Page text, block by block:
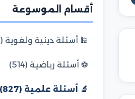
أقسام الموسوعة
🕌 أسئلة دينية ولغوية (1228)
⚽ أسئلة رياضية (514)
🔬 أسئلة علمية (827)